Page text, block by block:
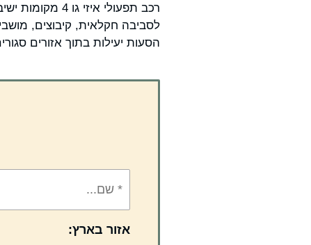
רכב תפעולי
לסביבה חקלאית, קיבוצים,
הסעות יעילות בתוך אזורים
אזור בארץ: